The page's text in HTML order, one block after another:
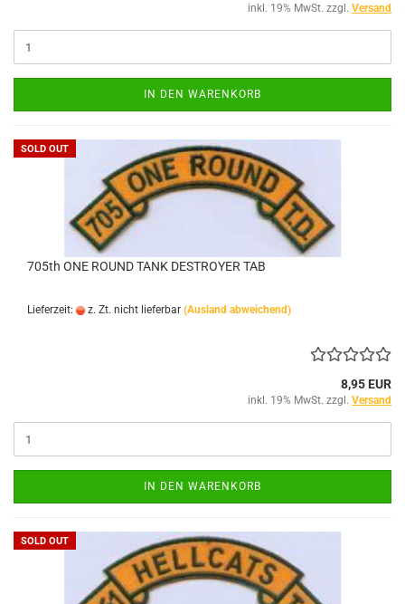
inkl. 19% MwSt. zzgl. Versand
IN DEN WARENKORB
SOLD OUT
705th ONE ROUND TANK DESTROYER TAB
Lieferzeit: z. Zt. nicht lieferbar (Ausland abweichend)
8,95 EUR
inkl. 19% MwSt. zzgl. Versand
IN DEN WARENKORB
SOLD OUT